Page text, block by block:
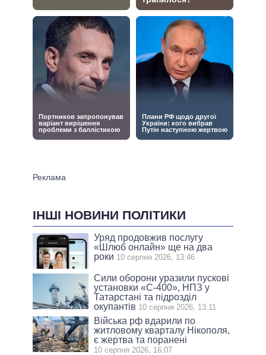
ІНШІ НОВИНИ ПОЛІТИКИ
Уряд продовжив послугу
«Шлюб онлайн» ще на два
роки 10 серпня 2026, 13:46
Сили оборони уразили пускові
установки «С-400», НПЗ у
Татарстані та підрозділ
окупантів 10 серпня 2026, 13:11
Війська рф вдарили по
житловому кварталу Нікополя,
є жертва та поранені
10 серпня 2026, 16:07